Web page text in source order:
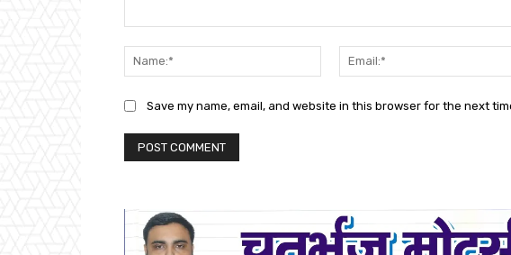
Name:*
Save my name, email, and website in this browser for the next